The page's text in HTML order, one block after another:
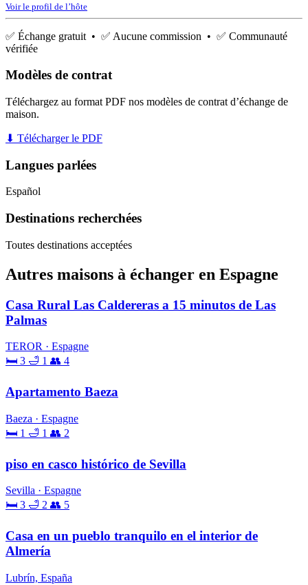
Voir le profil de l’hôte
✅ Échange gratuit • ✅ Aucune commission • ✅ Communauté
vérifiée
Modèles de contrat
Téléchargez au format PDF nos modèles de contrat d’échange de
maison.
⬇ Télécharger le PDF
Langues parlées
Español
Destinations recherchées
Toutes destinations acceptées
Autres maisons à échanger en Espagne
Casa Rural Las Caldereras a 15 minutos de Las
Palmas
TEROR · Espagne
🛏 3 🛁 1 👥 4
Apartamento Baeza
Baeza · Espagne
🛏 1 🛁 1 👥 2
piso en casco histórico de Sevilla
Sevilla · Espagne
🛏 3 🛁 2 👥 5
Casa en un pueblo tranquilo en el interior de
Almería
Lubrín, España